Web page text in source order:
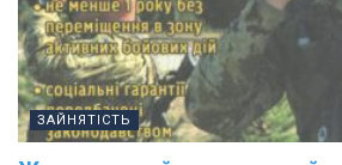
ЗАЙНЯТІСТЬ